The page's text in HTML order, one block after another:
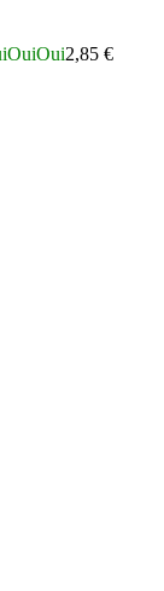
OuiOui2,85 €